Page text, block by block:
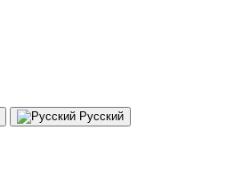
Русский